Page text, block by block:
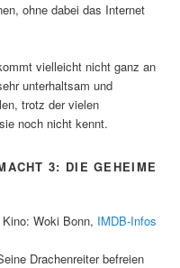
ohne dabei das Internet
vielleicht nicht ganz an
unterhaltsam und
trotz der vielen
noch nicht kennt.
3: DIE GEHEIME
Woki Bonn, IMDB-Infos
Drachenreiter befreien